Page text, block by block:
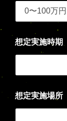
想定実施時期
想定実施場所